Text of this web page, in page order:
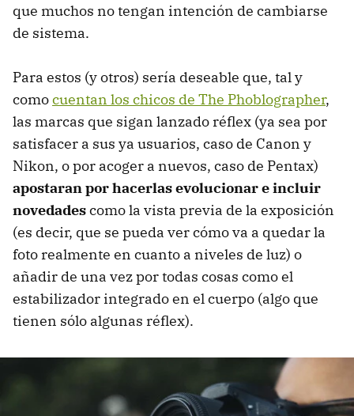
que muchos no tengan intención de cambiarse
de sistema.
Para estos (y otros) sería deseable que, tal y
comocuentan los chicos de The Phoblographer,
las marcas que sigan lanzado réflex (ya sea por
satisfacer a sus ya usuarios, caso de Canon y
Nikon, o por acoger a nuevos, caso de Pentax)
apostaran por hacerlas evolucionar e incluir
novedadescomo la vista previa de la exposición
(es decir, que se pueda ver cómo va a quedar la
foto realmente en cuanto a niveles de luz) o
añadir de una vez por todas cosas como el
estabilizador integrado en el cuerpo (algo que
tienen sólo algunas réflex).